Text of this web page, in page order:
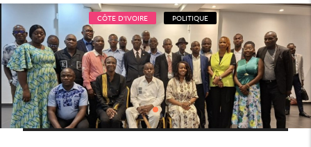
CÔTE D'IVOIRE POLITIQUE